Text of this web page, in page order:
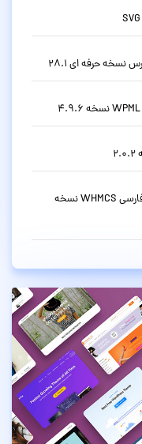
اسکریپت مدیریت صورت حساب و هاستینگ فارسی WHMCS نسخه